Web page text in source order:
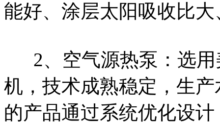
能好、涂层太阳吸收比
2、空气源热泵：选
机，技术成熟稳定，生
的产品通过系统优化设